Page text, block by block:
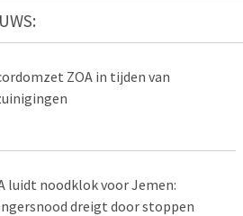
ZOA in tijden van
luidt noodklok voor Jemen:
dreigt door stoppen